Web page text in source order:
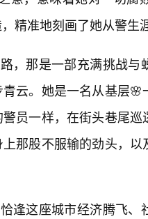
精准地刻画了她从警生
，那是一部充满挑战
云。她是一名从基层
员一样，在街头巷尾
那股不服输的劲头，
逢这座城市经济腾飞